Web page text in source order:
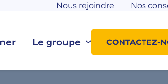
Le groupe
Nous rejoindre Nos
CONTACTEZ-